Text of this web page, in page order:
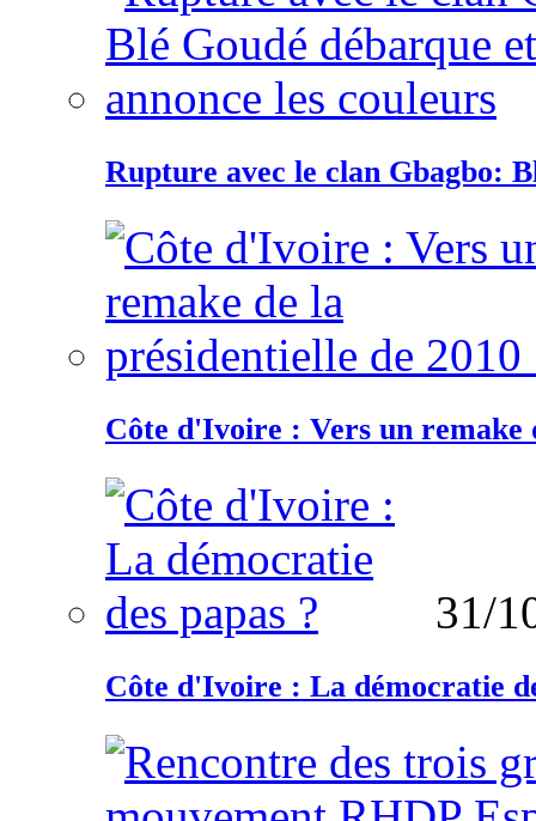
Rupture avec le clan Gbagbo:
Côte d'Ivoire : Vers un remake
31/
Côte d'Ivoire : La démocratie